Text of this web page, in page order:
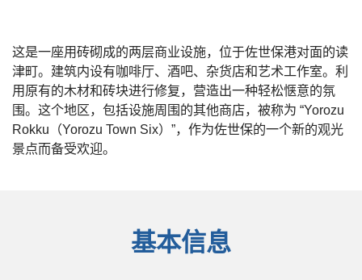
这是一座用砖砌成的两层商业设施，位于佐世保港对面的读
津町。建筑内设有咖啡厅、酒吧、杂货店和艺术工作室。利
用原有的木材和砖块进行修复，营造出一种轻松惬意的氛
围。这个地区，包括设施周围的其他商店，被称为 “Yorozu
Rokku（Yorozu Town Six）”，作为佐世保的一个新的观光
景点而备受欢迎。
基本信息